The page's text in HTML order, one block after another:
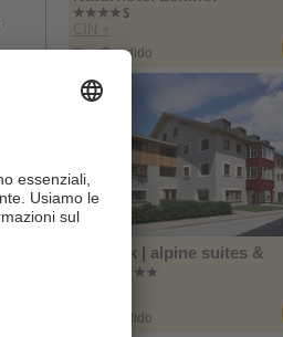
CIN +
San Candido
Zin Park | alpine suites &
San Candido